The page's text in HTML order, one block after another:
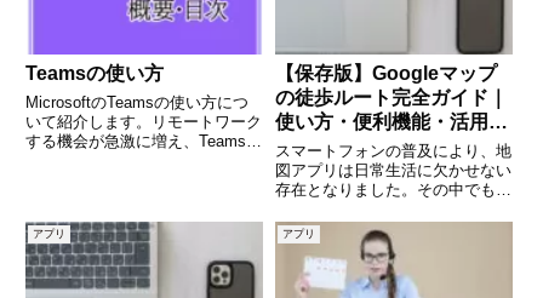
Teamsの使い方
MicrosoftのTeamsの使い方につ
いて紹介します。リモートワーク
する機会が急激に増え、Teamsを
ご紹介します。Teamsの使い方
1.Team
【保存版】Googleマップ
の徒歩ルート完全ガイド｜
使い方・便利機能・活用術
まで徹底解説
スマートフォンの普及により、地
図アプリは日常生活に欠かせない
存在となりました。その中でも、
く、徒歩での移動時にも非常に便
利な機能を備えています。「目的
地までどのくらい歩くのか知りた
い」「最短ルートを調べたい
アプリ アプリ